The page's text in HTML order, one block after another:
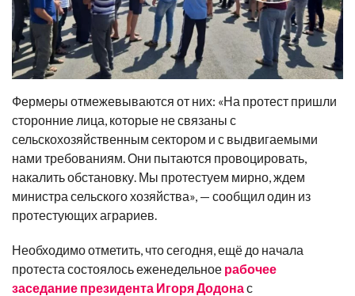
Фермеры отмежевываются от них: «На протест пришли
сторонние лица, которые не связаны с
сельскохозяйственным сектором и с выдвигаемыми
нами требованиям. Они пытаются провоцировать,
накалить обстановку. Мы протестуем мирно, ждем
министра сельского хозяйства», — сообщил один из
протестующих аграриев.
Необходимо отметить, что сегодня, ещё до начала
протеста состоялось еженедельное рабочее
заседание президента Игоря Додонас